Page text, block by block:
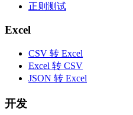
正则测试
Excel
CSV 转 Excel
Excel 转 CSV
JSON 转 Excel
开发